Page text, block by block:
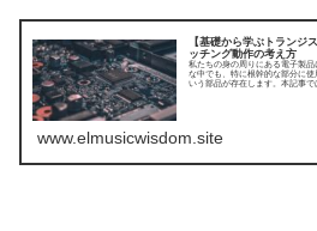
【基礎から学ぶトランジ
ッチング動作の考え方
私たちの身の周りにある電子製
な中でも、特に根幹的な部分に
いう部品が存在します。本記事
www.elmusicwisdom.site